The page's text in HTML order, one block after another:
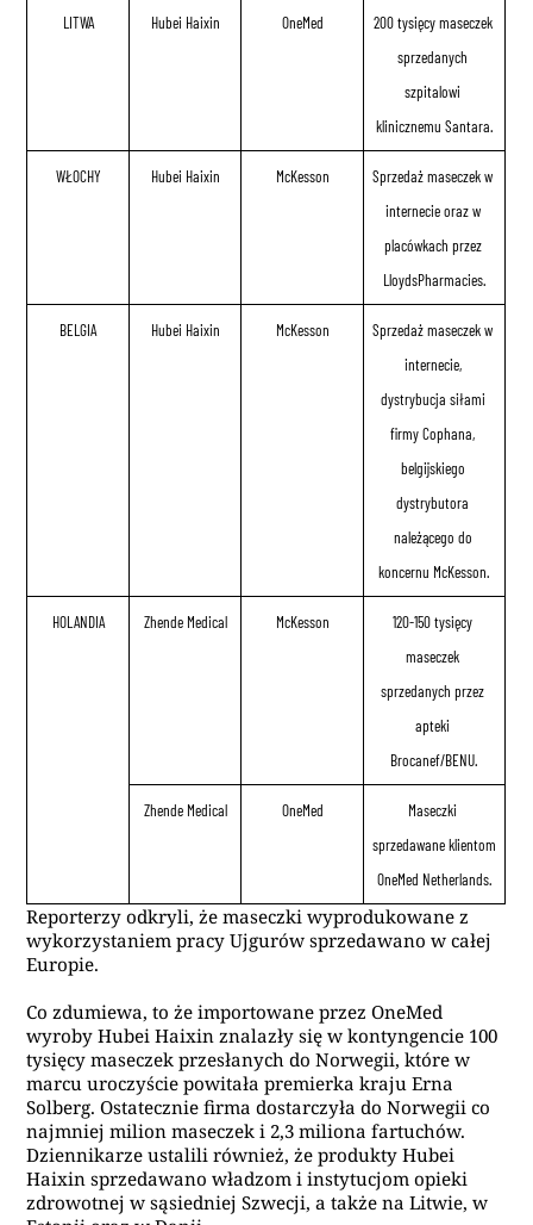
LITWA Hubei Haixin OneMed
200 tysięcy maseczek
sprzedanych
szpitalowi
klinicznemu Santara.
WŁOCHY Hubei Haixin McKesson
Sprzedaż maseczek w
internecie oraz w
placówkach przez
LloydsPharmacies.
BELGIA Hubei Haixin McKesson
Sprzedaż maseczek w
internecie,
dystrybucja siłami
firmy Cophana,
belgijskiego
dystrybutora
należącego do
koncernu McKesson.
HOLANDIA Zhende Medical McKesson
120-150 tysięcy
maseczek
sprzedanych przez
apteki
Brocanef/BENU.
Zhende Medical OneMed
Maseczki
sprzedawane klientom
OneMed Netherlands.
Reporterzy odkryli, że maseczki wyprodukowane z
wykorzystaniem pracy Ujgurów sprzedawano w całej
Europie.
Co zdumiewa, to że importowane przez OneMed
wyroby Hubei Haixin znalazły się w kontyngencie 100
tysięcy maseczek przesłanych do Norwegii, które w
marcu uroczyście powitała premierka kraju Erna
Solberg. Ostatecznie firma dostarczyła do Norwegii co
najmniej milion maseczek i 2,3 miliona fartuchów.
Dziennikarze ustalili również, że produkty Hubei
Haixin sprzedawano władzom i instytucjom opieki
zdrowotnej w sąsiedniej Szwecji, a także na Litwie, w